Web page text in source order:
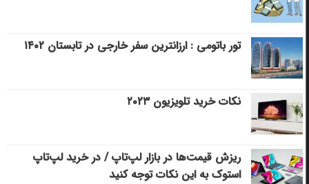
تور باتومی : ارزانترین سفر خارجی در تابستان ۱۴۰۲
نکات خرید تلویزیون ۲۰۲۳
ریزش قیمت‌ها در بازار لپ‌تاپ / در خرید لپ‌تاپ
استوک به این نکات توجه کنید